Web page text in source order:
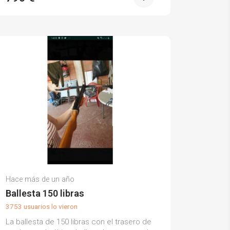
Juan Z.
Hace más de un año
Ballesta 150 libras
3753 usuarios lo vieron
La ballesta de 150 libras con el trasero de